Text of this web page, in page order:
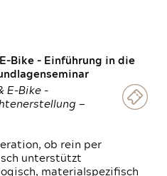
Bike - Einführung in die
E-Bike -
—
ob rein per
unterstützt
materialspezifisch